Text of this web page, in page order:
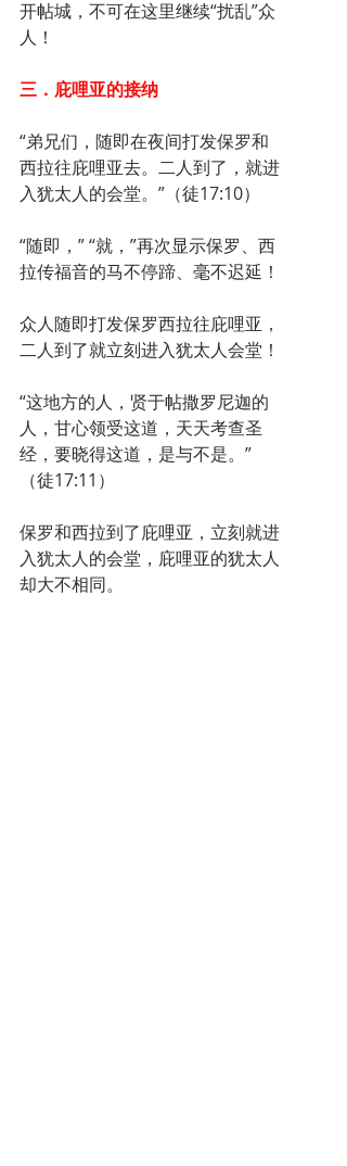
开帖城，不可在这里继续“扰乱”众
人！
三．庇哩亚的接纳
“弟兄们，随即在夜间打发保罗和
西拉往庇哩亚去。二人到了，就进
入犹太人的会堂。”（徒17:10）
“随即，” “就，”再次显示保罗、西
拉传福音的马不停蹄、毫不迟延！
众人随即打发保罗西拉往庇哩亚，
二人到了就立刻进入犹太人会堂！
“这地方的人，贤于帖撒罗尼迦的
人，甘心领受这道，天天考查圣
经，要晓得这道，是与不是。”
（徒17:11）
保罗和西拉到了庇哩亚，立刻就进
入犹太人的会堂，庇哩亚的犹太人
却大不相同。